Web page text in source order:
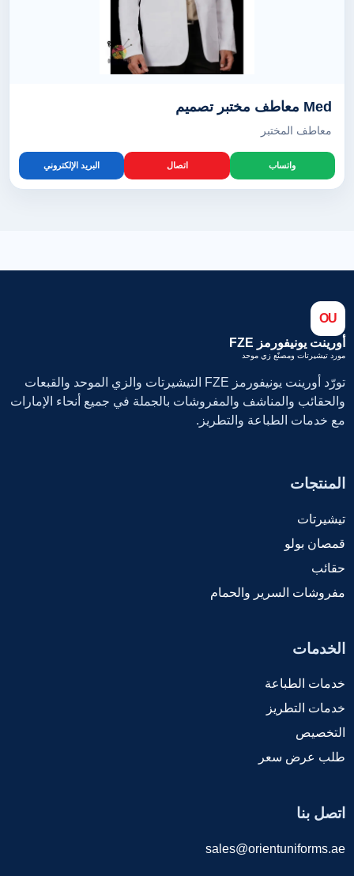
Med معاطف مختبر تصميم
معاطف المختبر
واتساب اتصال البريد الإلكتروني
OU
أورينت يونيفورمز FZE
مورد تيشيرتات ومصنّع زي موحد
تورّد أورينت يونيفورمز FZE التيشيرتات والزي الموحد والقبعات
والحقائب والمناشف والمفروشات بالجملة في جميع أنحاء الإمارات
مع خدمات الطباعة والتطريز.
المنتجات
تيشيرتات
قمصان بولو
حقائب
مفروشات السرير والحمام
الخدمات
خدمات الطباعة
خدمات التطريز
التخصيص
طلب عرض سعر
اتصل بنا
sales@orientuniforms.ae